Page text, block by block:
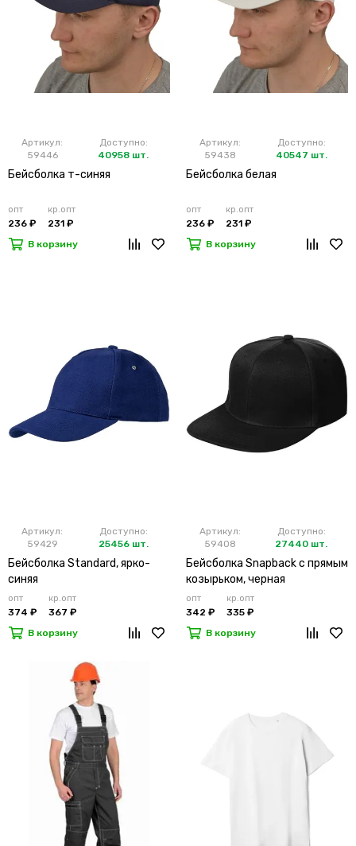
Артикул:
59446
Доступно:
40958 шт.
Бейсболка т-синяя
опт
236 ₽
кр.опт
231 ₽
В корзину
Артикул:
59438
Доступно:
40547 шт.
Бейсболка белая
опт
236 ₽
кр.опт
231 ₽
В корзину
Артикул:
59429
Доступно:
25456 шт.
Бейсболка Standard, ярко-
синяя
опт
374 ₽
кр.опт
367 ₽
В корзину
Артикул:
59408
Доступно:
27440 шт.
Бейсболка Snapback с прямым
козырьком, черная
опт
342 ₽
кр.опт
335 ₽
В корзину